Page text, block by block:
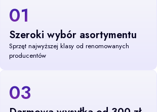
01
Szeroki wybór asortymentu
Sprzęt najwyższej klasy od renomowanych
producentów
03